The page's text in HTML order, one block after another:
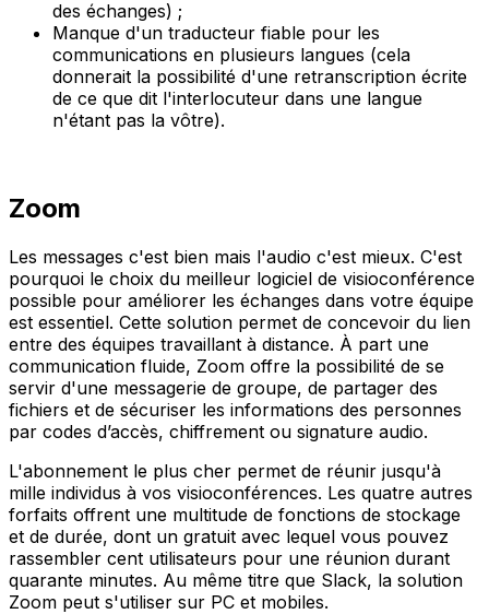
des échanges) ;
Manque d'un traducteur fiable pour les
communications en plusieurs langues (cela
donnerait la possibilité d'une retranscription écrite
de ce que dit l'interlocuteur dans une langue
n'étant pas la vôtre).
Zoom
Les messages c'est bien mais l'audio c'est mieux. C'est
pourquoi le choix du meilleur logiciel de visioconférence
possible pour améliorer les échanges dans votre équipe
est essentiel. Cette solution permet de concevoir du lien
entre des équipes travaillant à distance. À part une
communication fluide, Zoom offre la possibilité de se
servir d'une messagerie de groupe, de partager des
fichiers et de sécuriser les informations des personnes
par codes d’accès, chiffrement ou signature audio.
L'abonnement le plus cher permet de réunir jusqu'à
mille individus à vos visioconférences. Les quatre autres
forfaits offrent une multitude de fonctions de stockage
et de durée, dont un gratuit avec lequel vous pouvez
rassembler cent utilisateurs pour une réunion durant
quarante minutes. Au même titre que Slack, la solution
Zoom peut s'utiliser sur PC et mobiles.